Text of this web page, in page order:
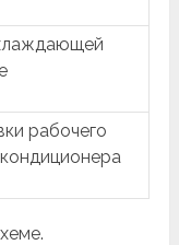
рабочего